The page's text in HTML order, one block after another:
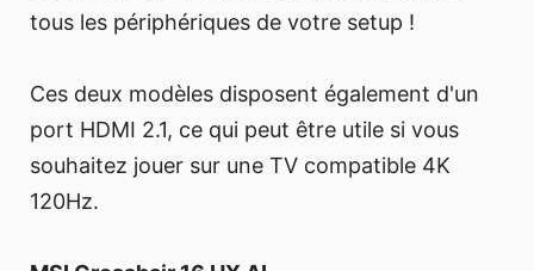
tous les périphériques de votre setup !
Ces deux modèles disposent également d'un
port HDMI 2.1, ce qui peut être utile si vous
souhaitez jouer sur une TV compatible 4K
120Hz.